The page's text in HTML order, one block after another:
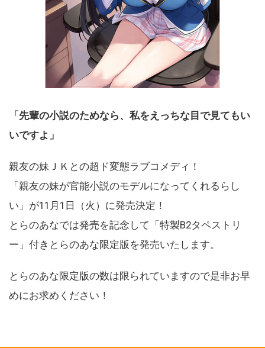
「先輩の小説のためなら、私をえっちな目で見てもい
いですよ」
親友の妹ＪＫとの超ド変態ラブコメディ！
「親友の妹が官能小説のモデルになってくれるらし
い」が11月1日（火）に発売決定！
とらのあなでは発売を記念して「特製B2タペストリ
ー」付きとらのあな限定版を発売いたします。
とらのあな限定版の数は限られていますので是非お早
めにお求めください！